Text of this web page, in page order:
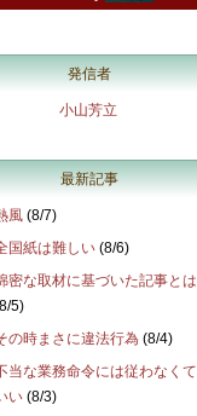
発信者
小山芳立
最新記事
風 (8/7)
国紙は難しい (8/6)
密な取材に基づいた記事とは
8/5)
の時まさに違法行為 (8/4)
当な業務命令には従わなくて
い (8/3)